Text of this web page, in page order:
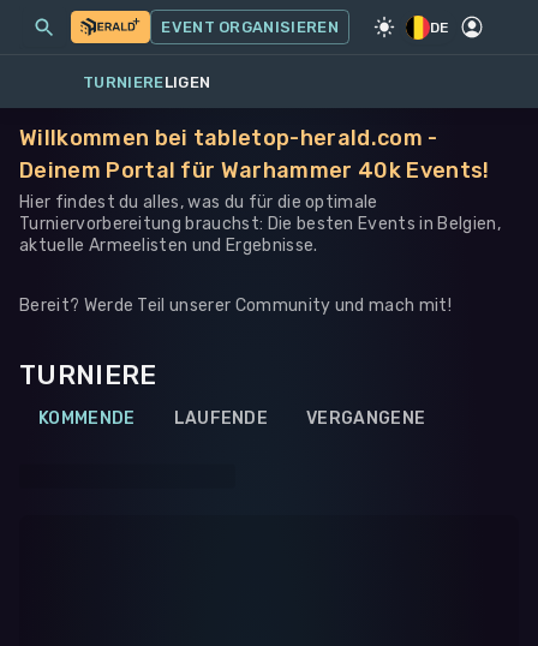
SPIEL·WARHAMMER 40K
MEINE EVENTS MEHR
EVENT ORGANISIEREN DE
TURNIERELIGEN
Willkommen bei tabletop-herald.com -
Deinem Portal für Warhammer 40k Events!
Hier findest du alles, was du für die optimale
Turniervorbereitung brauchst: Die besten Events in Belgien,
aktuelle Armeelisten und Ergebnisse.
Bereit? Werde Teil unserer Community und mach mit!
TURNIERE
KOMMENDE LAUFENDE VERGANGENE